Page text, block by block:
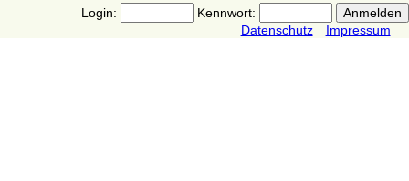
Login:
Kennwort:
Datenschutz
Impressum